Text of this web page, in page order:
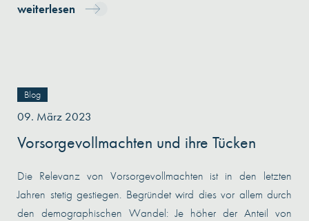
weiterlesen
Blog
09. März 2023
Vorsorgevollmachten und ihre Tücken
Die Relevanz von Vorsorgevollmachten ist in den letzten
Jahren stetig gestiegen. Begründet wird dies vor allem durch
den demographischen Wandel: Je höher der Anteil von